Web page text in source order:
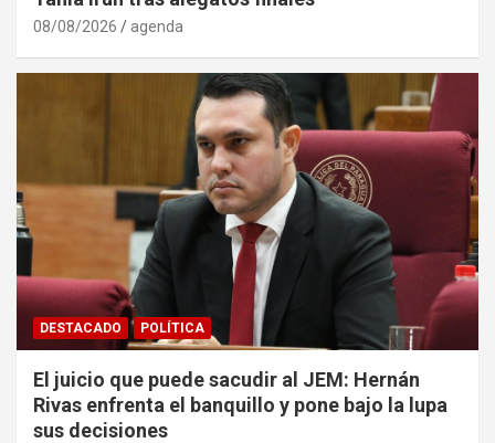
08/08/2026 agenda
DESTACADO POLÍTICA
El juicio que puede sacudir al JEM: Hernán
Rivas enfrenta el banquillo y pone bajo la lupa
sus decisiones